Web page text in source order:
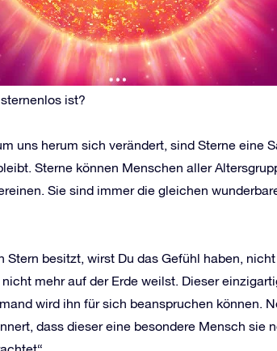
ist?
uns herum sich verändert, sind Sterne eine
Sterne können Menschen aller
Sie sind immer die gleichen
Stern besitzt, wirst Du das Gefühl haben,
mehr auf der Erde weilst. Dieser
wird ihn für sich beanspruchen können.
dass dieser eine besondere Mensch sie